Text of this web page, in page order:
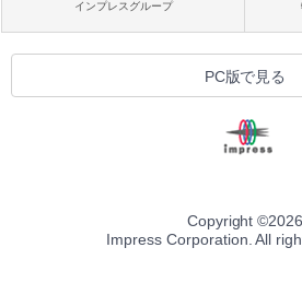
インプレスグループ
PC版で見る
Copyright ©2026
Impress Corporation. All